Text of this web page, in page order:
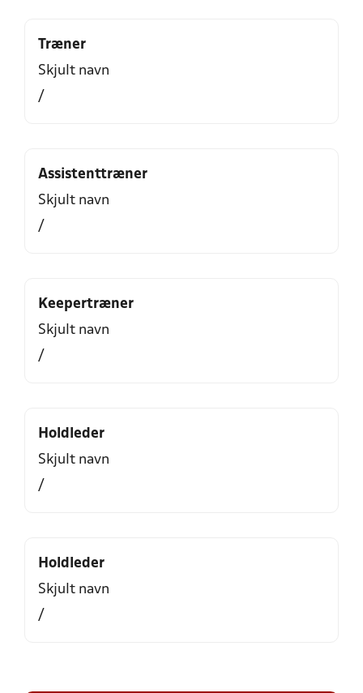
Træner
Skjult navn
/
Assistenttræner
Skjult navn
/
Keepertræner
Skjult navn
/
Holdleder
Skjult navn
/
Holdleder
Skjult navn
/